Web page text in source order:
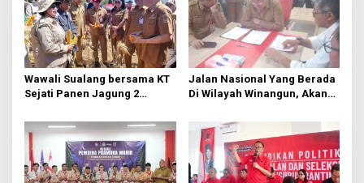
s
i
p
o
s
Wawali Sualang bersama KT
Sejati Panen Jagung 2
Jalan Nasional Yang Berada
Di Wilayah Winangun, Akan